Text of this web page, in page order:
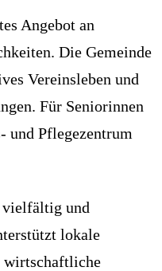
Angebot an
Die Gemeinde
Vereinsleben und
Für Seniorinnen
und Pflegezentrum
und
lokale
wirtschaftliche